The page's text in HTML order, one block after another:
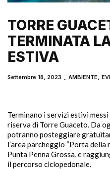
TORRE
TERMINATA
ESTIVA
Settembre 18, 2023 AMBIENTE ,
Terminano i servizi estivi
riserva di Torre Guaceto. Da
potranno posteggiare
l’area parcheggio “Porta della
Punta Penna Grossa, e
il percorso ciclopedonale.